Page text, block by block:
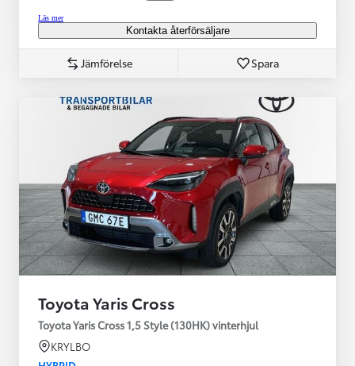
Läs mer
Kontakta återförsäljare
Jämförelse Spara
Toyota Yaris Cross
Toyota Yaris Cross 1,5 Style (130HK) vinterhjul
KRYLBO